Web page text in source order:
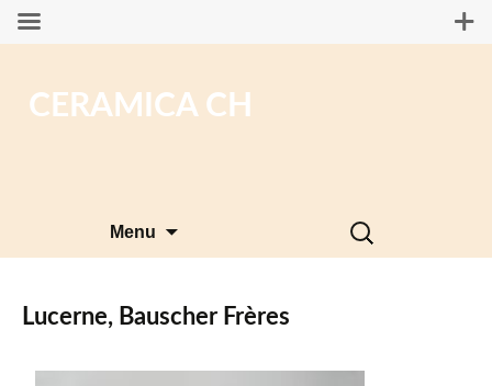
CERAMICA CH
Menu
Rechercher :
Lucerne, Bauscher Frères